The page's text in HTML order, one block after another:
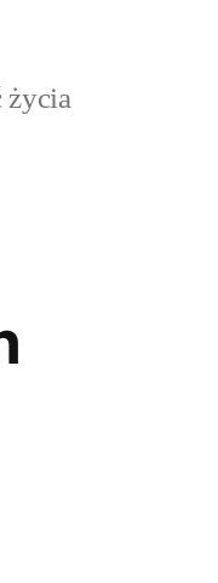
życia